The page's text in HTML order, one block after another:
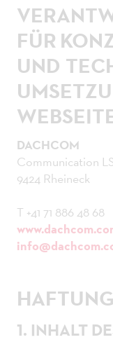
FÜR
UND
DACHCOM
Communication
9424 Rheineck
T +41 71 886 48 68
1. INHALT